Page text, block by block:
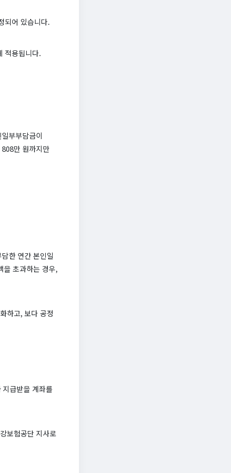
되어 있습니다.
적용됩니다.
부부담금이
만 원까지만
한 연간 본인일
을 초과하는 경우,
하고, 보다 공정
급받을 계좌를
보험공단 지사로